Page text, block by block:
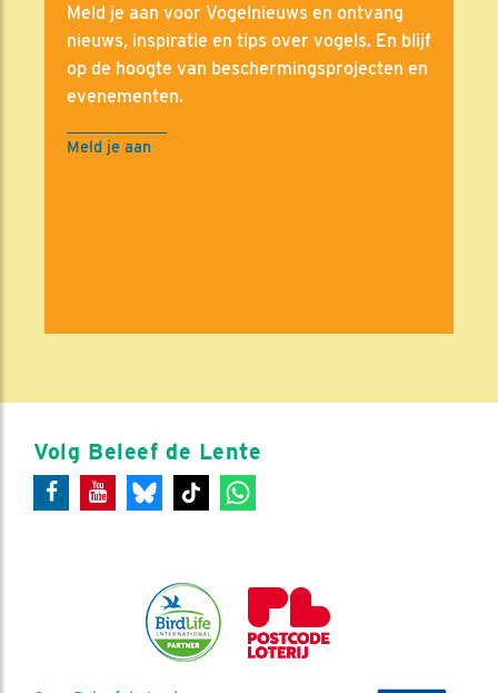
Meld je aan voor Vogelnieuws en ontvang
nieuws, inspiratie en tips over vogels. En blijf
op de hoogte van beschermingsprojecten en
evenementen.
Meld je aan
Volg Beleef de Lente